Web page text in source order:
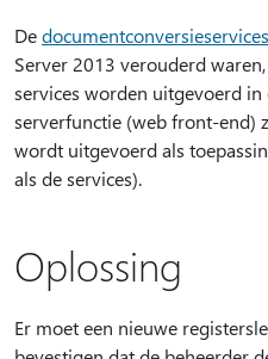
Dedocumentconversieservices
Server 2013 verouderd
services worden uitgevoerd
serverfunctie (web front-end)
wordt uitgevoerd als
als de services).
Oplossing
Er moet een nieuwe